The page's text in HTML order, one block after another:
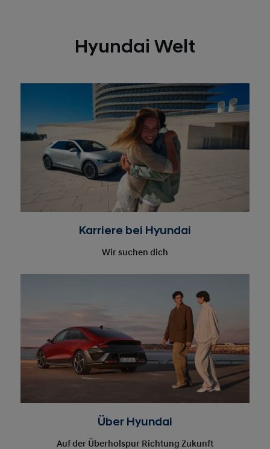
Karriere bei Hyundai
Wir suchen dich
Über Hyundai
Auf der Überholspur Richtung Zukunft